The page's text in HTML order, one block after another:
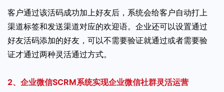
客户通过该活码成功加上好友后，系统会给客户自动打上
渠道标签和发送渠道对应的欢迎语。企业还可以设置通过
好友活码添加的好友，可以不需要验证就通过或者需要验
证才通过两种灵活通过方式。
2、企业微信SCRM系统实现企业微信社群灵活运营